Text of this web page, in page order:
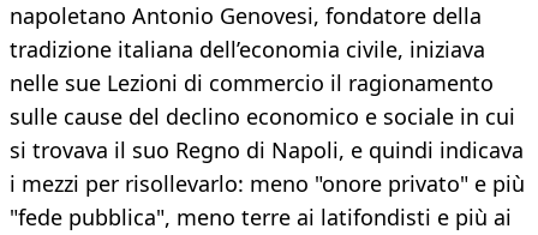
napoletano Antonio Genovesi, fondatore della
tradizione italiana dell’economia civile, iniziava
nelle sue Lezioni di commercio il ragionamento
sulle cause del declino economico e sociale in cui
si trovava il suo Regno di Napoli, e quindi indicava
i mezzi per risollevarlo: meno "onore privato" e più
"fede pubblica", meno terre ai latifondisti e più ai